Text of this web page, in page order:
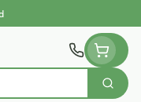
Zoek